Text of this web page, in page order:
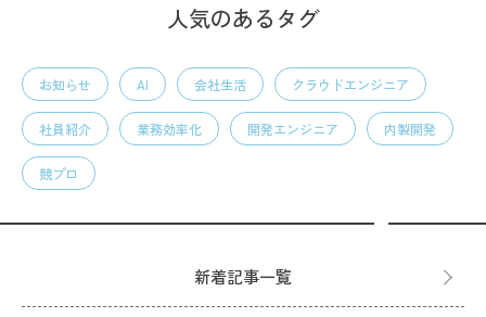
人気のあるタグ
お知らせ AI 会社生活 クラウドエンジニア
社員紹介 業務効率化 開発エンジニア 内製開発
競プロ
新着記事一覧